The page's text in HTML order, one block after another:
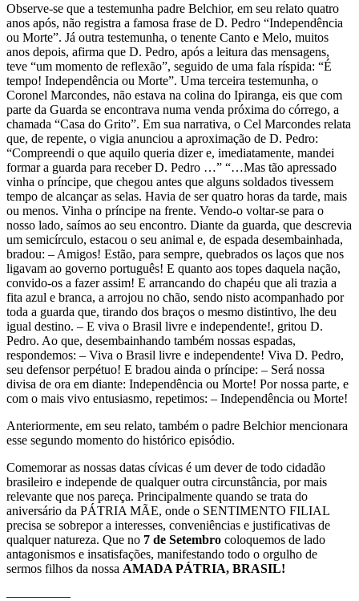
Observe-se que a testemunha padre Belchior, em seu relato quatro
anos após, não registra a famosa frase de D. Pedro “Independência
ou Morte”. Já outra testemunha, o tenente Canto e Melo, muitos
anos depois, afirma que D. Pedro, após a leitura das mensagens,
teve “um momento de reflexão”, seguido de uma fala ríspida: “É
tempo! Independência ou Morte”. Uma terceira testemunha, o
Coronel Marcondes, não estava na colina do Ipiranga, eis que com
parte da Guarda se encontrava numa venda próxima do córrego, a
chamada “Casa do Grito”. Em sua narrativa, o Cel Marcondes relata
que, de repente, o vigia anunciou a aproximação de D. Pedro:
“Compreendi o que aquilo queria dizer e, imediatamente, mandei
formar a guarda para receber D. Pedro …” “…Mas tão apressado
vinha o príncipe, que chegou antes que alguns soldados tivessem
tempo de alcançar as selas. Havia de ser quatro horas da tarde, mais
ou menos. Vinha o príncipe na frente. Vendo-o voltar-se para o
nosso lado, saímos ao seu encontro. Diante da guarda, que descrevia
um semicírculo, estacou o seu animal e, de espada desembainhada,
bradou: – Amigos! Estão, para sempre, quebrados os laços que nos
ligavam ao governo português! E quanto aos topes daquela nação,
convido-os a fazer assim! E arrancando do chapéu que ali trazia a
fita azul e branca, a arrojou no chão, sendo nisto acompanhado por
toda a guarda que, tirando dos braços o mesmo distintivo, lhe deu
igual destino. – E viva o Brasil livre e independente!, gritou D.
Pedro. Ao que, desembainhando também nossas espadas,
respondemos: – Viva o Brasil livre e independente! Viva D. Pedro,
seu defensor perpétuo! E bradou ainda o príncipe: – Será nossa
divisa de ora em diante: Independência ou Morte! Por nossa parte, e
com o mais vivo entusiasmo, repetimos: – Independência ou Morte!
Anteriormente, em seu relato, também o padre Belchior mencionara
esse segundo momento do histórico episódio.
Comemorar as nossas datas cívicas é um dever de todo cidadão
brasileiro e independe de qualquer outra circunstância, por mais
relevante que nos pareça. Principalmente quando se trata do
aniversário da PÁTRIA MÃE, onde o SENTIMENTO FILIAL
precisa se sobrepor a interesses, conveniências e justificativas de
qualquer natureza. Que no 7 de Setembro coloquemos de lado
antagonismos e insatisfações, manifestando todo o orgulho de
sermos filhos da nossa AMADA PÁTRIA, BRASIL!
—————